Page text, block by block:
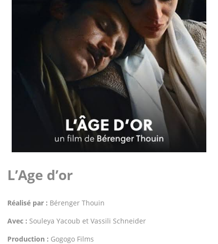
L’Age d’or
Réalisé par : Bérenger Thouin
Avec : Souleya Yacoub et Vassili Schneider
Production : Gogogo Films